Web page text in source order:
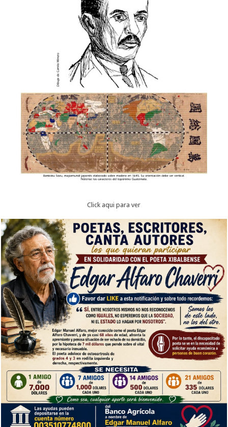
Click aqui para ver